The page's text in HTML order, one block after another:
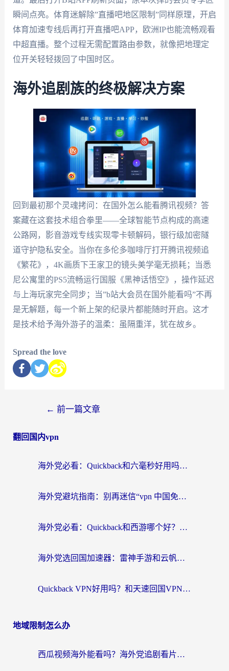
瞬间点亮。体育迷解除”直播吧地区限制”同样原理，开启
体育加速专线后再打开直播吧APP，欧洲IP也能流畅观看
中超直播。整个过程无需配置路由参数，就像把地理定
位开关轻轻拨回了中国时区。
海外追剧族的终极解决方案
回到最初那个灵魂拷问：在国外怎么能看腾讯视频？答
案藏在这套技术组合拳里——全球智能节点构成的高速
公路网，影音游戏专线实现零卡顿解码，银行级加密隧
道守护隐私安全。当你在多伦多咖啡厅打开腾讯视频追
《繁花》，4K画质下王家卫的镜头美学毫无损耗；当悉
尼公寓里的PS5流畅运行国服《黑神话悟空》，操作延迟
与上海玩家完全同步；当”b站大会员在国外能看吗”不再
是无解题，每一个新上架的纪录片都能随时开启。这才
是技术给予海外游子的温柔：虽隔重洋，犹在故乡。
Spread the love
← 前一篇文章
翻回国内vpn
海外党必看：Quickback和六毫秒好用吗？3步选对回国加速器，无缝刷国内剧玩游戏
海外党避坑指南：别再迷信“vpn 中国免费”，选对回国加速器才能无缝刷国内资源
海外党必看：Quickback和西游哪个好？3个维度教你选对回国加速器
海外党选回国加速器：雷神手游和云帆哪个好？附3组对比+避坑指南
Quickback VPN好用吗？和天速回国VPN对比哪个回国效果更好？海外党必看的真实体验指南
地域限制怎么办
西瓜视频海外能看吗？海外党追剧看片的终极解决方案来了